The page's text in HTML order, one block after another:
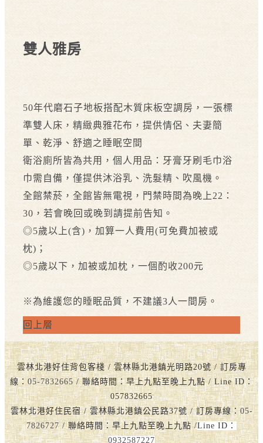
雙人雅房
50年代磨石子地板搭配木質床板空調房，一張標
準雙人床，精緻典雅花布，提供情侶、夫妻簡
單、乾淨、舒適之睡眠空間
衛浴廁所皆為共用，個人用品：牙膏牙刷毛巾浴
巾需自備，僅提供沐浴乳、洗髮精、吹風機。
全館禁菸，全館皆無電視，門禁時間為晚上22：
30，若會晚回或晚到請提前告知。
◎5歲以上(含)，加算一人費用(可免費加被或
枕)；
◎5歲以下，加被或加枕，一個酌收200元
※為維護您的睡眠品質，不建議3人一間房。
回上層
雲林北港好住背包客棧 / 雲林縣北港鎮光明路20號 / 訂房專
線： 05-7832665/ 聯絡時間：早上九點至晚上九點 / Line ID：
057832665
雲林北港好住民宿 / 雲林縣北港鎮公民路37號 / 訂房專線：05-
7826727/ 聯絡時間：早上九點至晚上九點 /Line ID：
0932587227